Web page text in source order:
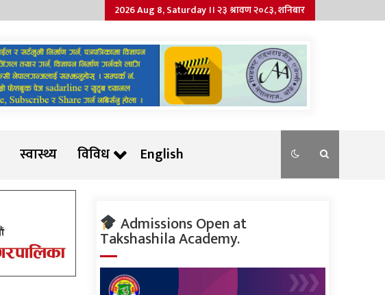
2026 Aug 8, Saturday ।। २३ श्रावण २०८३, शनिबार
स्वास्थ्य विविध English
Admissions Open at
Takshashila Academy.